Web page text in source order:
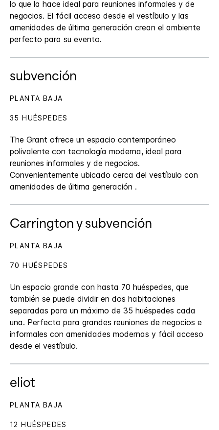
lo que la hace ideal para reuniones informales y de
negocios. El fácil acceso desde el vestíbulo y las
amenidades de última generación crean el ambiente
perfecto para su evento.
subvención
The Grant ofrece un espacio contemporáneo
polivalente con tecnología moderna, ideal para
reuniones informales y de negocios.
Convenientemente ubicado cerca del vestíbulo con
amenidades de última generación .
PLANTA BAJA
35 HUÉSPEDES
Carrington y subvención
Un espacio grande con hasta 70 huéspedes, que
también se puede dividir en dos habitaciones
separadas para un máximo de 35 huéspedes cada
una. Perfecto para grandes reuniones de negocios e
informales con amenidades modernas y fácil acceso
desde el vestíbulo.
PLANTA BAJA
70 HUÉSPEDES
eliot
PLANTA BAJA
12 HUÉSPEDES